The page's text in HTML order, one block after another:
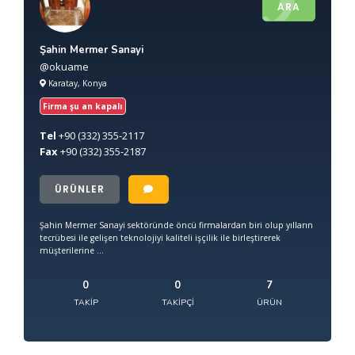
ARA
Şahin Mermer Sanayi
@okuame
Karatay, Konya
Firma şu an kapalı
Tel +90(332) 355-2117
Fax+90(332) 355-2187
ÜRÜNLER
Şahin Mermer Sanayi sektöründe öncü firmalardan biri olup yılların
tecrübesi ile gelişen teknolojiyi kaliteli işçilik ile birleştirerek
müşterilerine ...
0
TAKIP
0
TAKIPÇI
7
ÜRÜN